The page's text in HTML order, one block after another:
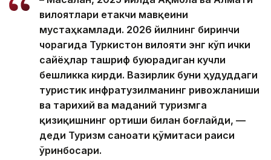
вилоятлари етакчи мавқеини
мустаҳкамлади. 2026 йилнинг биринчи
чорагида Туркистон вилояти энг кўп ички
сайёҳлар ташриф буюрадиган кучли
бешликка кирди. Вазирлик буни ҳудуддаги
туристик инфратузилманинг ривожланиши
ва тарихий ва маданий туризмга
қизиқишнинг ортиши билан боғлайди, —
деди Туризм саноати қўмитаси раиси
ўринбосари.